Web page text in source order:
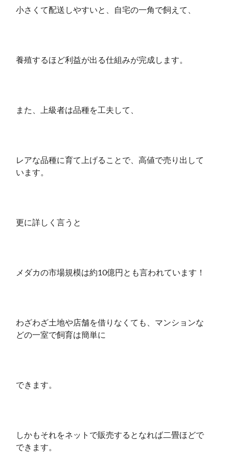
小さくて配送しやすいと、自宅の一角で飼えて、
養殖するほど利益が出る仕組みが完成します。
また、上級者は品種を工夫して、
レアな品種に育て上げることで、高値で売り出して
います。
更に詳しく言うと
メダカの市場規模は約10億円とも言われています！
わざわざ土地や店舗を借りなくても、マンションな
どの一室で飼育は簡単に
できます。
しかもそれをネットで販売するとなれば二畳ほどで
できます。